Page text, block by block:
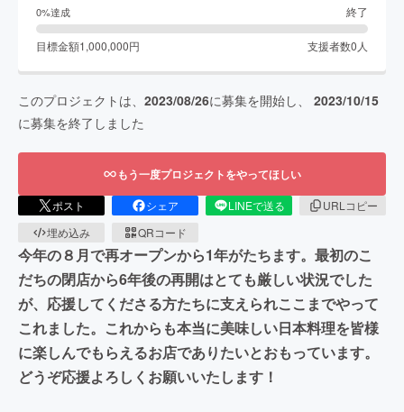
0%達成 終了
目標金額1,000,000円 支援者数0 人
このプロジェクトは、 2023/08/26に募集を開始し、 2023/10/15
に募集を終了しました
もう一度プロジェクトをやってほしい
ポスト シェア LINEで送る
URLコピー
埋め込み
QRコード
今年の８月で再オープンから1年がたちます。最初のこ
だちの閉店から6年後の再開はとても厳しい状況でした
が、応援してくださる方たちに支えられここまでやって
これました。これからも本当に美味しい日本料理を皆様
に楽しんでもらえるお店でありたいとおもっています。
どうぞ応援よろしくお願いいたします！